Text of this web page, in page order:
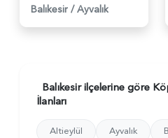
Balıkesir / Ayvalık
Balıkesir ilçelerine göre
İlanları
Altieylül Ayvalık